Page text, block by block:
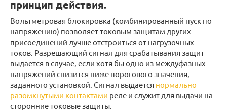
принцип действия.
Вольтметровая блокировка (комбинированный пуск по
напряжению) позволяет токовым защитам других
присоединений лучше отстроиться от нагрузочных
токов. Разрешающий сигнал для срабатывания защит
выдается в случае, если хотя бы одно из междуфазных
напряжений снизится ниже порогового значения,
заданного установкой. Сигнал выдается нормально
разомкнутыми контактами реле и служит для выдачи на
сторонние токовые защиты.